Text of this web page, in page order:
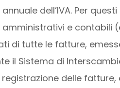
dell’IVA. Per
e contabili
di tutte le fatture,
il Sistema di
delle fatture,